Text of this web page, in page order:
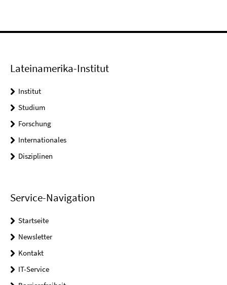
Lateinamerika-Institut
Institut
Studium
Forschung
Internationales
Disziplinen
Service-Navigation
Startseite
Newsletter
Kontakt
IT-Service